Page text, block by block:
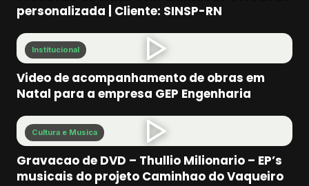
personalizada | Cliente: SINSP-RN
Institucional
Video de acompanhamento de obras em
Natal para a empresa GEP Engenharia
Cultura e Musica
Gravacao de DVD – Thullio Milionario – EP’s
musicais do projeto Caminhao do Vaqueiro